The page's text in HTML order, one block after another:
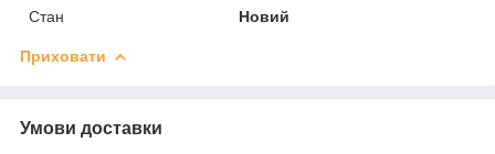
Стан Новий
Приховати
Умови доставки